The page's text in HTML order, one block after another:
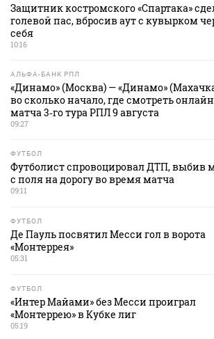
Защитник костромского «Спартака»
голевой пас, вбросив аут с кувырком
себя
10:16
АЛЬФА-БАНК РПЛ
«Динамо» (Москва) — «Динамо»
во сколько начало, где смотреть онлайн
матча 3‑го тура РПЛ 9 августа
09:27
ФУТБОЛ
Футболист спровоцировал ДТП, выбив
с поля на дорогу во время матча
09:11
ФУТБОЛ
Де Пауль посвятил Месси гол в ворота
«Монтеррея»
05:31
ФУТБОЛ
«Интер Майами» без Месси проиграл
«Монтеррею» в Кубке лиг
05:19